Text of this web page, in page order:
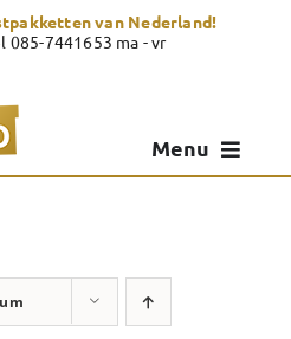
van Nederland!
085-7441653 ma - vr
Menu